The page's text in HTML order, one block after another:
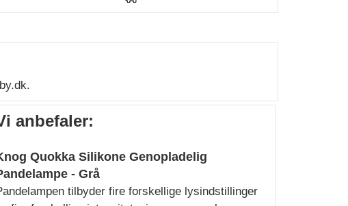
anbefaler:
Quokka Silikone Genopladelig
- Grå
tilbyder fire forskellige lysindstillinger